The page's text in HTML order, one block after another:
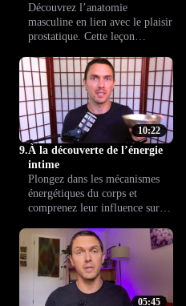
Découvrez l’anatomie
masculine en lien avec le plaisir
prostatique. Cette leçon
concernées et leurs interactions,
pour mieux comprendre les
fondements du plaisir intime.
10:22
9.À la découverte de l’énergie
intime
Plongez dans les mécanismes
énergétiques du corps et
comprenez leur influence sur le
percevoir l’énergie qui circule
en vous pour intensifier les
sensations et enrichir votre vie
intime en toute conscience.
05:45